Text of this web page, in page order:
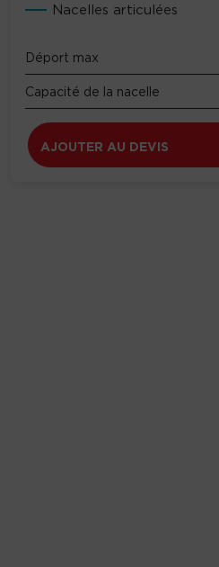
Nacelles articulées
Déport max
Capacité de la nacelle
AJOUTER AU DEVIS